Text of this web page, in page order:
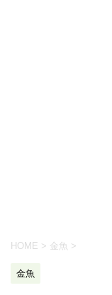
HOME > 金魚 >
金魚